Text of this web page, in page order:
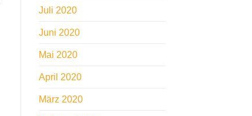
Juli 2020
Juni 2020
Mai 2020
April 2020
März 2020